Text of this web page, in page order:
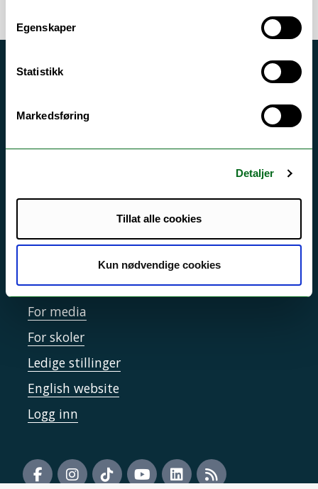
Egenskaper
Statistikk
Markedsføring
Detaljer
Tillat alle cookies
Kun nødvendige cookies
Akutt hjelp
Driftsmeldinger
Personvern ved UiT
Sikkerhet, beredskap og personvern
Informasjonskapsler
Tilgjengelighetserklæring
Kontakt UiT
For media
For skoler
Ledige stillinger
English website
Logg inn